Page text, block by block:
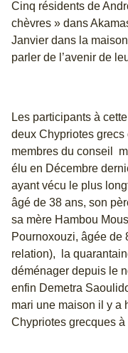
Cinq résidents de
chèvres » dans
Janvier dans la
parler de l’avenir de
Les participants à
deux Chypriotes grecs
membres du conseil
élu en Décembre
ayant vécu le plus
âgé de 38 ans, son
sa mère Hambou
Pournoxouzi, âgée de
relation), la
déménager depuis le
enfin Demetra
mari une maison il y a
Chypriotes grecques